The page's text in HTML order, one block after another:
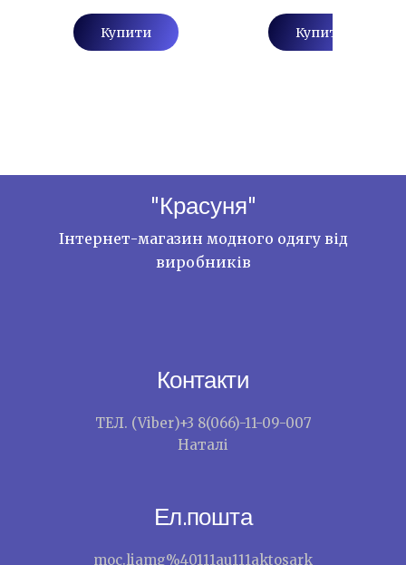
Купити Купити
"Красуня"
Інтернет-магазин модного одягу від
виробників
Контакти
ТЕЛ. (Viber)+3 8(066)-11-09-007
Наталі
Ел.пошта
moc.liamg%40111au111aktosark